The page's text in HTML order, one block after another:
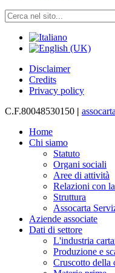
Disclaimer
Credits
Privacy policy
C.F.80048530150 |
Home
Chi siamo
Statuto
Organi sociali
Aree di attività
Relazioni con
Struttura
Assocarta
Aziende associate
Dati di settore
L'industria
Produzione e
Cruscotto della